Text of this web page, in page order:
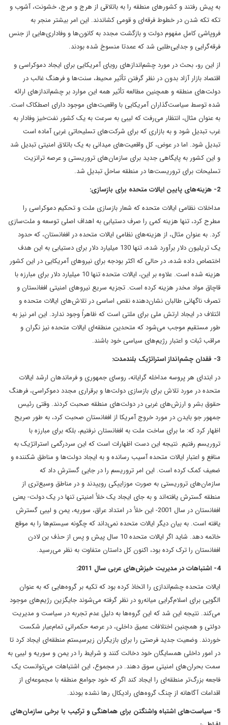
به پیش رفتند و کشورهای منطقه را به باتلاقی از هرج و مرج، خشونت، آشوب و
تکه تکه شدن در خطوط فرقه‌ای و قومی کشاندند. این امر بیشتر منجر به
فروپاشی کامل مفهوم دولت و بازگشت مجدد به کانون‌ها و وفاداری‌هایی از جنس
فرقه‌گرایی و جدایی‌طلبی شد که عمدتا منسوخ شده بودند.
از این رو، بحث در مورد چشم‌اندازهای رویای آمریکایی برای ایجاد دموکراسی و
اقتصاد بازار آزاد بدون در نظر گرفتن تأثیر محیط، سنت‌ها و فرهنگ غالب در
دولت‌های منطقه و همچنین مطالعه تأثیر همه این موارد بر چشم‌اندازهای ارائه
شده توسط سیاست‌گذاران آمریکایی با واقعیت‌های موجود دارای اصطکاک است.
به عنوان مثال، انتظار می‌رفت که لیبی به سرعت به یک کشور نفت‌خیز وفادار به
غرب تبدیل شود و به بازاری که برای شرکت‌های تسلیحاتی غربی آماده است
تبدیل شود. اما در عوض، کل واقعیت‌های میدانی به یک باتلاق امنیتی تبدیل شد
و این کشور به پایگاهی جدید برای سازمان‌های تروریستی و عرصه ترانزیت
تسلیحات برای تروریست‌ها در منطقه ساحل تبدیل شد.
2- هزینه‌های پایین ایالات متحده برای بازسازی:
مداخلات نظامی ایالات متحده که شعار بازسازی ملت و تحکیم دموکراسی را
مطرح کرد، تنها هزینه کمی را صرف دستیابی به اهداف اصلی توسعه و ملت‌سازی
کرد. به عنوان مثال، از هزینه‌های نظامی ایالات متحده در افغانستان، که حدود
یک تریلیون دلار برآورد شده، تنها 130 میلیارد دلار برای دستیابی به این هدف
اختصاص داده شده، در حالی که اکثر بودجه برای نیروهای آمریکایی در این کشور
هزینه شده است. علاوه بر این، ایالات متحده تنها 10 میلیارد دلار برای مبارزه با
قاچاق مواد مخدر هزینه کرده است. تجزیه سریع نیروهای امنیتی افغانستان و
تصرف ناگهانی طالبان نشان‌دهنده نقص اساسی در تلاش‌های ایالات متحده و
ائتلاف در ایجاد ارتش ملی برای ملتی است که ظاهراً وجود ندارد. این امر نیز به
طور مستقیم موجب می‌شود که متحدین منطقه‌ای ایالات متحده نیز نگران و
مراقب ثبات و اعتبار رژیم‌های سیاسی خود باشند.
3- فقدان چشم‌انداز استراتژیک بلندمدت:
در ابتدای هر پروسه مداخله گرایانه، روسای جمهوری و فرماندهان ارشد ایالات
متحده در مورد تلاش برای بازسازی دولت‌ها و برقراری مجدد دموکراسی، فرهنگ
حقوق بشر و ارزش‌های غربی در دولت‌های منطقه صحبت کردند. وقتی رئیس
جمهور جو بایدن در مورد خروج آمریکا از افغانستان صحبت کرد، به طور صریح
اظهار کرد که: ما برای ساخت ملت به افغانستان نرفتیم، بلکه برای مبارزه با
تروریسم رفتیم. نتیجه این دست اظهارات است که این سردرگمی استراتژیک به
منافع و اعتبار ایالات متحده آسیب رسانده و به ایجاد دولت‌ها و مناطق شکننده و
ضعیف کمک کرده است. این امر تروریسم را در جایی گسترش داد که
سازمان‌های تروریستی به صورت موزاییکی روییدند و در مناطق وسیع‌تری از
منطقه گسترش یافته‌اند و به جای ایجاد یک خلأ امنیتی تنها در یک دولت- یعنی
افغانستان در سال 2001- این خلأ در امتداد عراق، سوریه، یمن و لیبی گسترش
یافته است. به بیان دیگر ایالات متحده نمی‌داند که چگونه سیستم‌ها را به موقع
خاتمه دهد. شاید اگر ایالات متحده 10 سال پیش و پس از حذف بن لادن
افغانستان را ترک کرده بود، اکنون کل داستان متفاوت به نظر می‌رسید.
4- اشتباهات در مدیریت خیزش‌های عربی سال 2011:
ایالات متحده چشم‌اندازی را اتخاذ کرده بود که تکیه بر گروه‌هایی که به عنوان
الگویی برای اسلام‌گرایی میانه‌رو در نظر گرفته می‌شوند جایگزین رژیم‌های موجود
می‌کند. نتیجه این شد که این گروه‌ها به دلیل عدم تجربه در سیاست و مدیریت
دولتی و همچنین اختلافات عمیق داخلی، در عرصه حکمرانی تمام‌عیار شکست
خوردند. وضعیت جدید فرصتی را برای بازیگران زیرسیستم منطقه‌ای ایجاد کرد تا
در امور داخلی همسایگان خود دخالت کنند و شرایط را در یمن و سوریه و لیبی به
سمت بحران‌های امنیتی سوق دهند. در مجموع، این اشتباهات می‌توانست یک
فاجعه بزرگ‌تر منطقه‌ای را ایجاد کند اگر که خود جوامع منطقه با مجموعه‌ای از
اقدامات آگاهانه از چنگ گروه‌های رادیکال رها نشده بودند.
5- سیاست‌های اشتباه واشنگتن برای هماهنگی و ترکیب با برخی سازمان‌های